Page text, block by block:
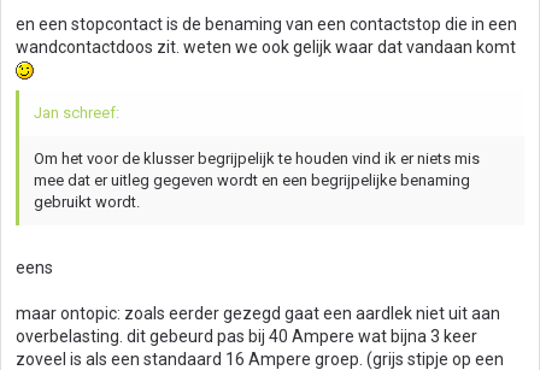
en een stopcontact is de benaming van een contactstop die in een
wandcontactdoos zit. weten we ook gelijk waar dat vandaan komt
Jan schreef:
Om het voor de klusser begrijpelijk te houden vind ik er niets mis
mee dat er uitleg gegeven wordt en een begrijpelijke benaming
gebruikt wordt.
eens
maar ontopic: zoals eerder gezegd gaat een aardlek niet uit aan
overbelasting. dit gebeurd pas bij 40 Ampere wat bijna 3 keer
zoveel is als een standaard 16 Ampere groep. (grijs stipje op een